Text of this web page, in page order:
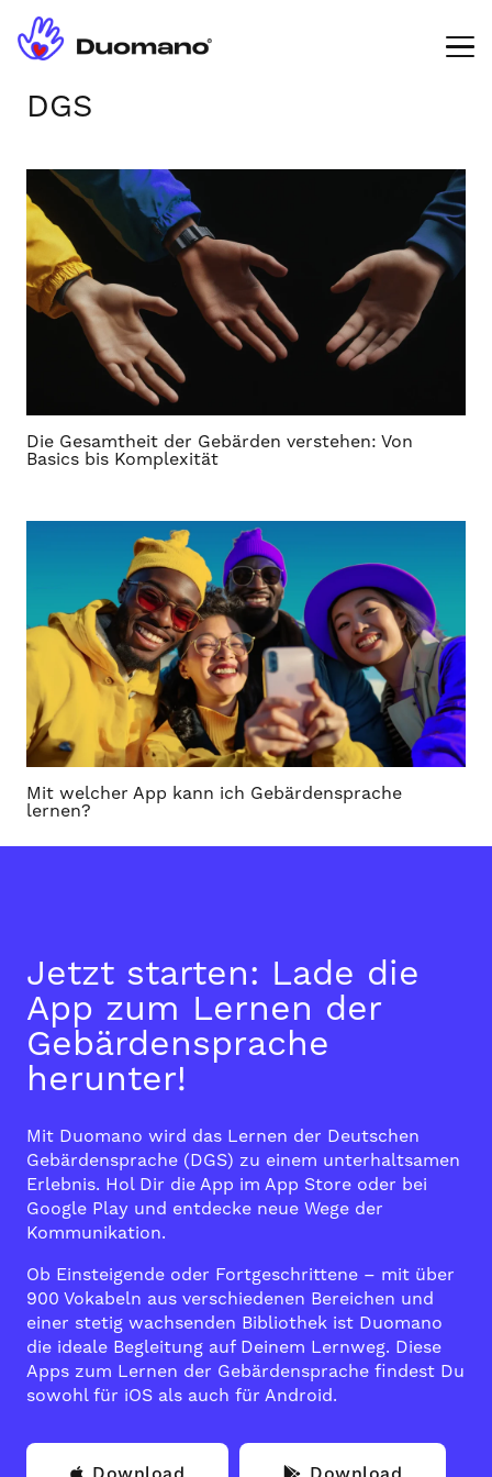
DGS
Die Gesamtheit der Gebärden verstehen: Von
Basics bis Komplexität
Mit welcher App kann ich Gebärdensprache
lernen?
Jetzt starten: Lade die
App zum Lernen der
Gebärdensprache
herunter!
Mit Duomano wird das Lernen der Deutschen
Gebärdensprache (DGS) zu einem unterhaltsamen
Erlebnis. Hol Dir die App im App Store oder bei
Google Play und entdecke neue Wege der
Kommunikation.
Ob Einsteigende oder Fortgeschrittene – mit über
900 Vokabeln aus verschiedenen Bereichen und
einer stetig wachsenden Bibliothek ist Duomano
die ideale Begleitung auf Deinem Lernweg. Diese
Apps zum Lernen der Gebärdensprache findest Du
sowohl für iOS als auch für Android.